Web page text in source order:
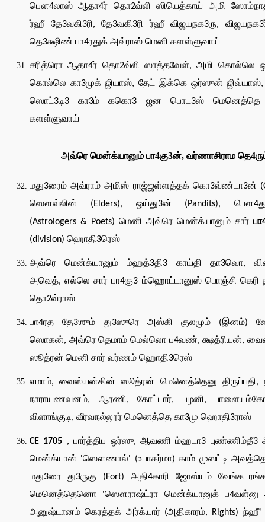
பௌ4லாஸ் ஆதா4ர் தொ2வ்லி ஸியெத்காய் அமி
ர்ஹீ தே3வகி3ரி, தே3வகி3ரி ர்ஹீ விஜயநக3ரு,
தெ3க்ஷிண் பா4ரதுக் அவ்ராஸ் மெனி களள்ளுவாய்
சரித்ரொ ஆதா4ர் தொ2வ்லி ஸாத்தவேள், அமி கொல்லெ
கொல்லெ கா3முக் ஜியாஸ், தேட் இக்கெ ஒர்ஸுன் ஜிவ்யாஸ்,
ஸொட்3டி3 கா3ம் ககொ3 ஜன பொட3ஸ் மெனெத்தெ
களள்ளுவாய்
அவ்ரெ மென்க்யானும் பா4கு3ன், வர்ணாசிராம
மது3ரைம் அவ்ராம் அமிஸ் ராஜ்ஜள்ளத்தக் கொ3வ்ண்டா3ன்
ஸௌவ்லின் (Elders), ஒய்து3ன் (Pandits),
(Astrologers & Poets) மெனி அவ்ரெ மென்க்யானும் சார்
(division) ஹொதி3ரெஸ்
அவ்ரெ மென்க்யானும் ம்ஹத்3தி3 காய்தி தா3வொ,
அவெத், எல்லெ சார் பா4கு3 ம்ஹொட்டானுஸ் பொஞ்சி கெரி
தொ2வ்ராஸ்
பா4ரத தே3ஶும் து3ஸுரெ அஸ்கி குலமும் (இனம்)
ஸொகன், அவ்ரெ தெமாம் மெல்லொ ப4வண், க்ஷத்ரியன்,
ஸூத்ரன் மெனி சார் வர்ணம் ஹொதி3ரெஸ்
எமாம், வைஸ்யன்கின் ஸூத்ரன் மெனெத்தெனு திருப்பதி,
நாராயணவனம், ஆரணி, கோட்டார், பழனி,
விளாங்குடி, வீரவநல்லூர் மெனெத்தெ கா3மு ஹொதி3ராஸ்
CE 1705 , பார்த்திப ஒர்ஸு, ஆவணி ம்ஹடா3 புண்ணிம்தீ3
மென்க்யான் 'ஸௌணால்' (உபாகர்மா) காம் முஸட்டி
மது3ரை து3ருகு (Fort) அதி4காரி ஜோஸ்யம்
மெனெத்தெனொ 'ஸௌராஷ்ட்ரா மென்க்யானுக் ப4வள்னு
அனுஷ்டானம் கெரத்தக் அர்க்யார் (அதிகாரம், Rights) ந்ஹீ'